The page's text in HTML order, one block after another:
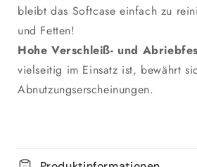
bleibt das Softcase einfach zu
und Fetten!
Hohe Verschleiß- und
vielseitig im Einsatz ist, bewährt
Abnutzungserscheinungen.